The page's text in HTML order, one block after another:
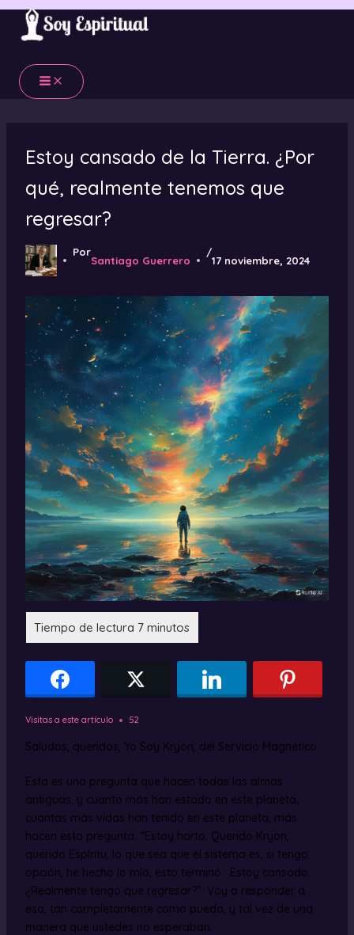
Ir
contenido
Estoy cansado de la Tierra. ¿Por
qué, realmente tenemos que
regresar?
Por
Santiago Guerrero
/
17 noviembre, 2024
Visitas a este artículo 52
Saludos, queridos, Yo Soy Kryon, del Servicio Magnético.
Esta es una pregunta que hacen todas las almas
antiguas; y cuanto más han estado en este planeta,
cuantas más vidas han tenido en este planeta, más
hacen esta pregunta. “Estoy harto. Querido Kryon,
querido Espíritu, lo que sea que el sistema es, si tengo
opción, he hecho lo mío, esto terminó. Estoy cansado.
¿Realmente tengo que regresar?” Voy a responder a
eso, tan completamente como pueda, y tal vez de una
manera que ustedes no esperaban.